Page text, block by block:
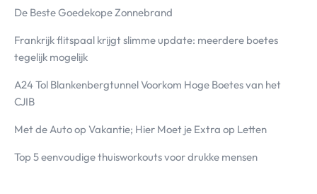
De Beste Goedekope Zonnebrand
Frankrijk flitspaal krijgt slimme update: meerdere boetes
tegelijk mogelijk
A24 Tol Blankenbergtunnel Voorkom Hoge Boetes van het
CJIB
Met de Auto op Vakantie; Hier Moet je Extra op Letten
Top 5 eenvoudige thuisworkouts voor drukke mensen